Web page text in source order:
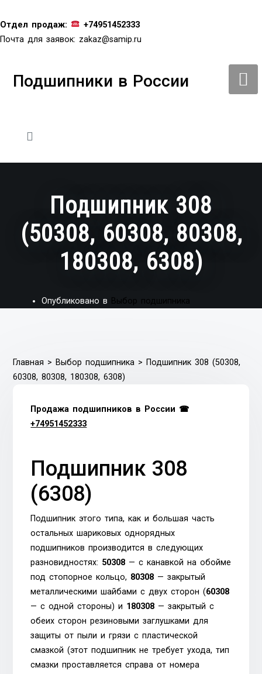
к
содержимому
Отдел продаж:
+74951452333
Почта для заявок: zakaz@samip.ru
Подшипники в России
Подшипник 308
(50308, 60308, 80308,
180308, 6308)
Опубликовано в Выбор подшипника
Главная > Выбор подшипника > Подшипник 308 (50308,
60308, 80308, 180308, 6308)
Продажа подшипников в России ☎
+74951452333
Подшипник 308
(6308)
Подшипник этого типа, как и большая часть
остальных шариковых однорядных
подшипников производится в следующих
разновидностях: 50308 — с канавкой на обойме
под стопорное кольцо, 80308 — закрытый
металлическими шайбами с двух сторон (60308
— с одной стороны) и 180308 — закрытый с
обеих сторон резиновыми заглушками для
защиты от пыли и грязи с пластической
смазкой (этот подшипник не требует ухода, тип
смазки проставляется справа от номера